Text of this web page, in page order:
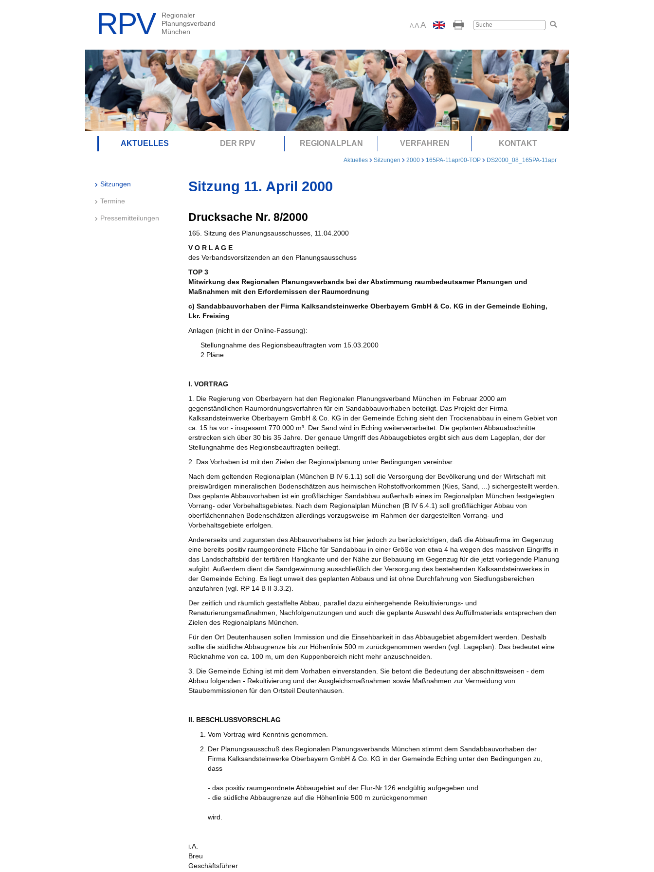
A AA
AKTUELLES DER RPV REGIONALPLAN VERFAHREN KONTAKT
Aktuelles Sitzungen 2000 165PA-11apr00-TOP DS2000_08_165PA-11apr
Sitzungen
Termine
Pressemitteilungen
Sitzung 11. April 2000
Drucksache Nr. 8/2000
165. Sitzung des Planungsausschusses, 11.04.2000
V O R L A G E
des Verbandsvorsitzenden an den Planungsausschuss
TOP 3
Mitwirkung des Regionalen Planungsverbands bei der Abstimmung raumbedeutsamer Planungen und
Maßnahmen mit den Erfordernissen der Raumordnung
c) Sandabbauvorhaben der Firma Kalksandsteinwerke Oberbayern GmbH & Co. KG in der Gemeinde Eching,
Lkr. Freising
Anlagen (nicht in der Online-Fassung):
Stellungnahme des Regionsbeauftragten vom 15.03.2000
2 Pläne
I. VORTRAG
1. Die Regierung von Oberbayern hat den Regionalen Planungsverband München im Februar 2000 am
gegenständlichen Raumordnungsverfahren für ein Sandabbauvorhaben beteiligt. Das Projekt der Firma
Kalksandsteinwerke Oberbayern GmbH & Co. KG in der Gemeinde Eching sieht den Trockenabbau in einem Gebiet von
ca. 15 ha vor - insgesamt 770.000 m³. Der Sand wird in Eching weiterverarbeitet. Die geplanten Abbauabschnitte
erstrecken sich über 30 bis 35 Jahre. Der genaue Umgriff des Abbaugebietes ergibt sich aus dem Lageplan, der der
Stellungnahme des Regionsbeauftragten beiliegt.
2. Das Vorhaben ist mit den Zielen der Regionalplanung unter Bedingungen vereinbar.
Nach dem geltenden Regionalplan (München B IV 6.1.1) soll die Versorgung der Bevölkerung und der Wirtschaft mit
preiswürdigen mineralischen Bodenschätzen aus heimischen Rohstoffvorkommen (Kies, Sand, ...) sichergestellt werden.
Das geplante Abbauvorhaben ist ein großflächiger Sandabbau außerhalb eines im Regionalplan München festgelegten
Vorrang- oder Vorbehaltsgebietes. Nach dem Regionalplan München (B IV 6.4.1) soll großflächiger Abbau von
oberflächennahen Bodenschätzen allerdings vorzugsweise im Rahmen der dargestellten Vorrang- und
Vorbehaltsgebiete erfolgen.
Andererseits und zugunsten des Abbauvorhabens ist hier jedoch zu berücksichtigen, daß die Abbaufirma im Gegenzug
eine bereits positiv raumgeordnete Fläche für Sandabbau in einer Größe von etwa 4 ha wegen des massiven Eingriffs in
das Landschaftsbild der tertiären Hangkante und der Nähe zur Bebauung im Gegenzug für die jetzt vorliegende Planung
aufgibt. Außerdem dient die Sandgewinnung ausschließlich der Versorgung des bestehenden Kalksandsteinwerkes in
der Gemeinde Eching. Es liegt unweit des geplanten Abbaus und ist ohne Durchfahrung von Siedlungsbereichen
anzufahren (vgl. RP 14 B II 3.3.2).
Der zeitlich und räumlich gestaffelte Abbau, parallel dazu einhergehende Rekultivierungs- und
Renaturierungsmaßnahmen, Nachfolgenutzungen und auch die geplante Auswahl des Auffüllmaterials entsprechen den
Zielen des Regionalplans München.
Für den Ort Deutenhausen sollen Immission und die Einsehbarkeit in das Abbaugebiet abgemildert werden. Deshalb
sollte die südliche Abbaugrenze bis zur Höhenlinie 500 m zurückgenommen werden (vgl. Lageplan). Das bedeutet eine
Rücknahme von ca. 100 m, um den Kuppenbereich nicht mehr anzuschneiden.
3. Die Gemeinde Eching ist mit dem Vorhaben einverstanden. Sie betont die Bedeutung der abschnittsweisen - dem
Abbau folgenden - Rekultivierung und der Ausgleichsmaßnahmen sowie Maßnahmen zur Vermeidung von
Staubemmissionen für den Ortsteil Deutenhausen.
II. BESCHLUSSVORSCHLAG
Vom Vortrag wird Kenntnis genommen.
Der Planungsausschuß des Regionalen Planungsverbands München stimmt dem Sandabbauvorhaben der
Firma Kalksandsteinwerke Oberbayern GmbH & Co. KG in der Gemeinde Eching unter den Bedingungen zu,
dass
- das positiv raumgeordnete Abbaugebiet auf der Flur-Nr.126 endgültig aufgegeben und
- die südliche Abbaugrenze auf die Höhenlinie 500 m zurückgenommen
wird.
i.A.
Breu
Geschäftsführer